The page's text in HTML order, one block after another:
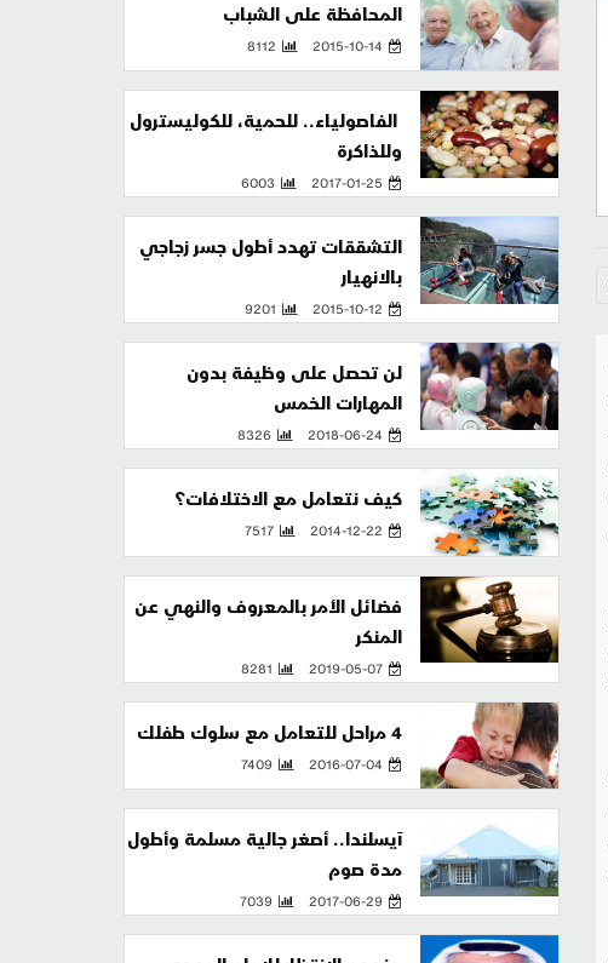
المحافظة على الشباب
2015-10-14
8112
‏ الفاصولياء.. للحمية، للكوليسترول
وللذاكرة
2017-01-25
6003
التشققات تهدد أطول جسر زجاجي
بالانهيار
2015-10-12
9201
لن تحصل على وظيفة بدون
المهارات الخمس
2018-06-24
8326
كيف نتعامل مع الاختلافات؟
2014-12-22
7517
فضائل الأمر بالمعروف والنهي عن
المنكر
2019-05-07
8281
4 مراحل للتعامل مع سلوك طفلك
2016-07-04
7409
آيسلندا.. أصغر جالية مسلمة وأطول
مدة صوم
2017-06-29
7039